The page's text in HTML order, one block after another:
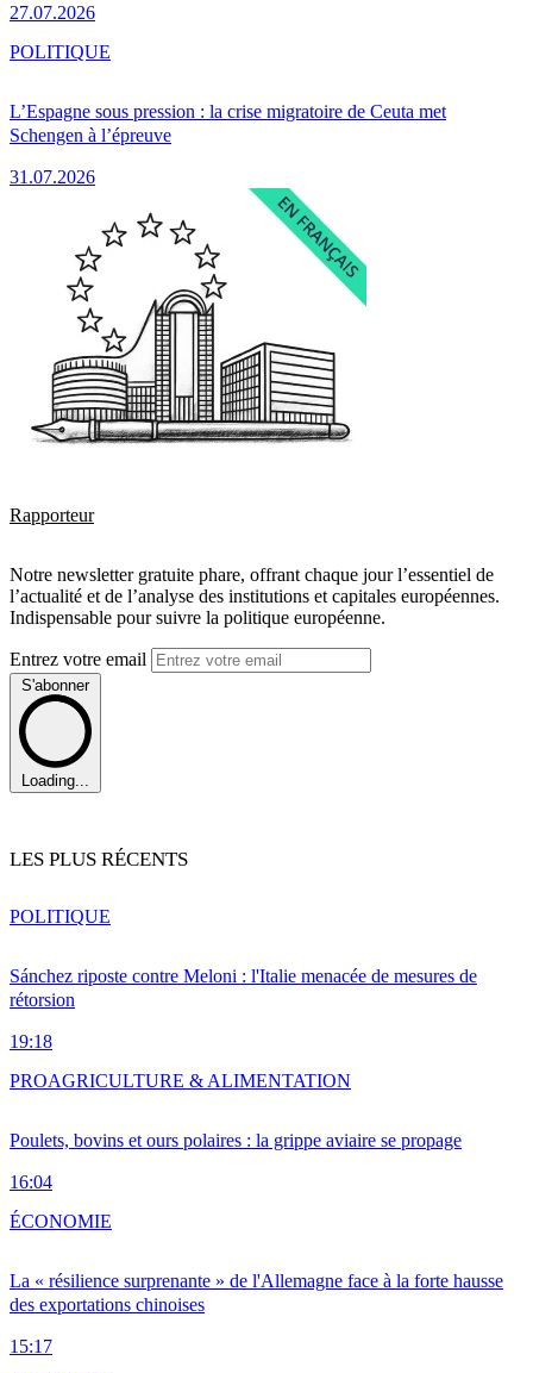
27.07.2026
L’Espagne sous pression : la crise migratoire de Ceuta met
Schengen à l’épreuve
31.07.2026
POLITIQUE
Rapporteur
Notre newsletter gratuite phare, offrant chaque jour l’essentiel de
l’actualité et de l’analyse des institutions et capitales européennes.
Indispensable pour suivre la politique européenne.
Entrez votre email
S'abonner
Loading...
LES PLUS RÉCENTS
Sánchez riposte contre Meloni : l'Italie menacée de mesures de
rétorsion
19:18
POLITIQUE
Poulets, bovins et ours polaires : la grippe aviaire se propage
16:04
PROAGRICULTURE & ALIMENTATION
La « résilience surprenante » de l'Allemagne face à la forte hausse
des exportations chinoises
15:17
ÉCONOMIE